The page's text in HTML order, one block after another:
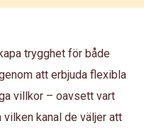
trygghet för både
att erbjuda flexibla
villkor – oavsett vart
kanal de väljer att